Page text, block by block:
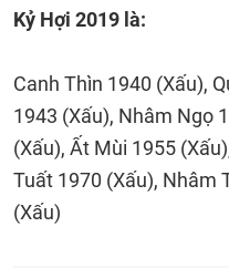
Kỷ Hợi 2019 là:
Canh Thìn 1940 (Xấu),
1943 (Xấu), Nhâm Ngọ
(Xấu), Ất Mùi 1955
Tuất 1970 (Xấu), Nhâm
(Xấu)